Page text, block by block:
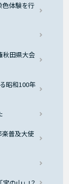
色体験を行
秋田県大会
昭和100年
楽普及大使